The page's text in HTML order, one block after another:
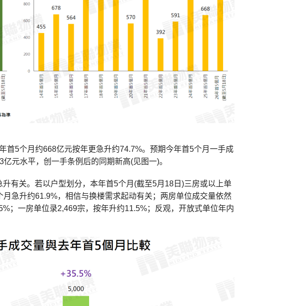
首5个月约668亿元按年更急升约74.7%。预期今年首5个月一手成
元水平，创一手条例后的同期新高(见图一)。
有关。若以户型划分，本年首5个月(截至5月18日)三房或以上单
急升约61.9%，相信与换楼需求起动有关；两房单位成交量依然
；一房单位录2,469宗，按年升约11.5%；反观，开放式单位年内